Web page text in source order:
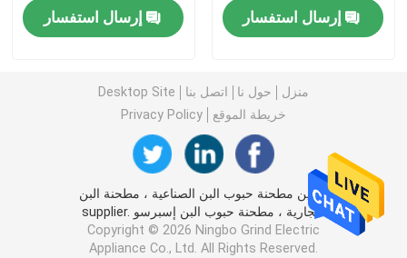
مطحنة قهوة تعمل باللمس
مطحنة حبوب اسبريسو
مطحنة القهوة في الهواء الطلق
مطحنة القهوة اليدوية
إرسال استفسار
إرسال استفسار
منزل حول نا اتصل بنا
Desktop Site
خريطة الموقع
Privacy Policy
الصين مطحنة حبوب البن الصناعية ، مطحنة البن
التجارية ، مطحنة حبوب البن إسبرسو supplier.
Copyright © 2026 Ningbo Grind Electric
Appliance Co., Ltd. All Rights Reserved.